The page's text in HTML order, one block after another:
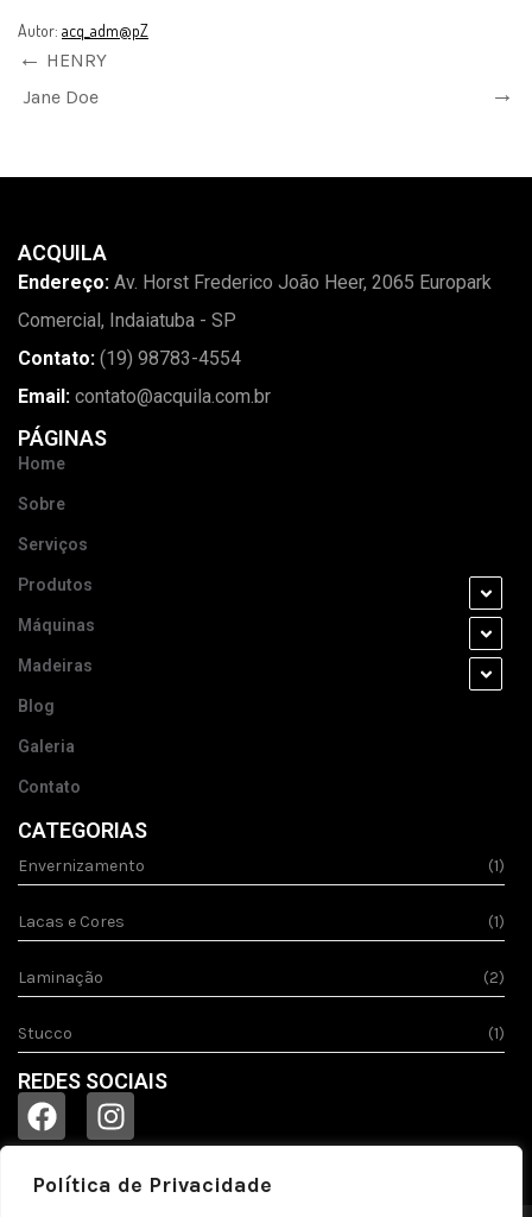
Política de Privacidade
Autor: acq_adm@pZ
HENRY
Jane Doe
ACQUILA
Endereço: Av. Horst Frederico João Heer, 2065 Europark
Comercial, Indaiatuba - SP
Contato: (19) 98783-4554
Email: contato@acquila.com.br
PÁGINAS
Home
Sobre
Serviços
Produtos
Máquinas
Madeiras
Blog
Galeria
Contato
CATEGORIAS
Envernizamento (1)
Lacas e Cores (1)
Laminação (2)
Stucco (1)
REDES SOCIAIS